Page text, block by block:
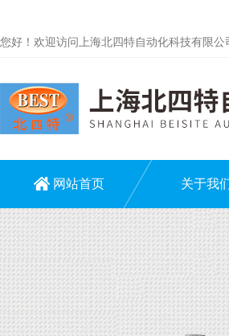
您好！欢迎访问上海北四特自动化科技有限公
网站首页 关于我